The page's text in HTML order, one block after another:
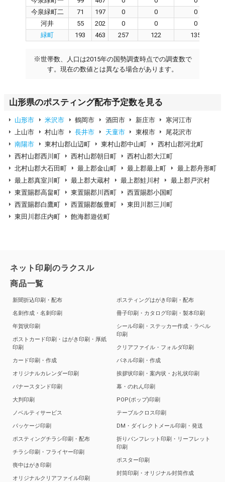
今泉緑町二
71 197 0 0
0
河井
55 202 0 0
0
緑町
193 463 257 122 135
※世帯数、人口は2015年の国勢調査時点での調査数で
す。現在の数値とは異なる場合があります。
山形県のポスティング配布予定数を見る
山形市 米沢市 鶴岡市 酒田市 新庄市
寒河江市
上山市
村山市 長井市 天童市 東根市
尾花沢市
南陽市
東村山郡山辺町 東村山郡中山町
西村山郡河北町
西村山郡西川町
西村山郡朝日町
西村山郡大江町
北村山郡大石田町
最上郡金山町 最上郡最上町
最上郡舟形町
最上郡真室川町
最上郡大蔵村 最上郡鮭川村
最上郡戸沢村
東置賜郡高畠町
東置賜郡川西町
西置賜郡小国町
西置賜郡白鷹町
西置賜郡飯豊町
東田川郡三川町
東田川郡庄内町
飽海郡遊佐町
ネット印刷のラクスル
商品一覧
新聞折込印刷・配布
名刺作成・名刺印刷
年賀状印刷
ポストカード印刷・はがき印刷・厚紙
印刷
カード印刷・作成
オリジナルカレンダー印刷
バナースタンド印刷
大判印刷
ノベルティサービス
パッケージ印刷
ポスティングチラシ印刷・配布
チラシ印刷・フライヤー印刷
喪中はがき印刷
オリジナルクリアファイル印刷
ポスティングはがき印刷・配布
冊子印刷・カタログ印刷・製本印刷
シール印刷・ステッカー作成・ラベル
印刷
クリアファイル・フォルダ印刷
パネル印刷・作成
挨拶状印刷・案内状・お礼状印刷
幕・のれん印刷
POP(ポップ)印刷
テーブルクロス印刷
DM・ダイレクトメール印刷・発送
折りパンフレット印刷・リーフレット
印刷
ポスター印刷
封筒印刷・オリジナル封筒作成